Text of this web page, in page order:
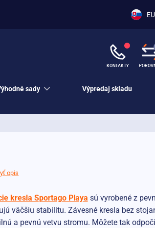
KONTAKTY
sady Výpredaj skladu
opis
kresla Sportago Playa sú vyrobené z
väčšiu stabilitu. Závesné kresla bez
a pevnú vetvu stromu. Môžete tak